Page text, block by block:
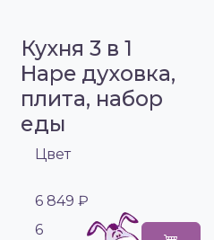
Кухня 3 в 1
Hape духовка,
плита, набор
еды
Цвет
6 849 ₽
6